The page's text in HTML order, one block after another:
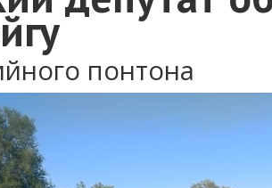
понтона